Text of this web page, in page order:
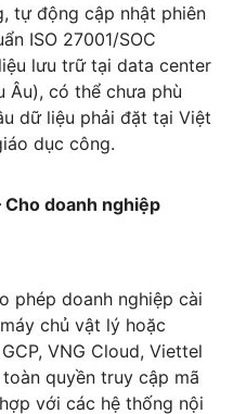
tự động cập nhật phiên
ISO 27001/SOC
lưu trữ tại data center
Âu), có thể chưa phù
dữ liệu phải đặt tại Việt
dục công.
doanh nghiệp
phép doanh nghiệp cài
chủ vật lý hoặc
VNG Cloud, Viettel
quyền truy cập mã
với các hệ thống nội